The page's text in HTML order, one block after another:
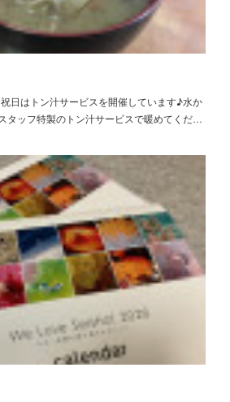
日はトン汁サービスを開催しています♪水か
タッフ特製のトン汁サービスで暖めてくだ…